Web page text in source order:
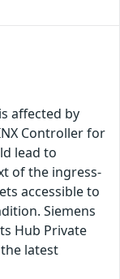
affected by
Controller for
lead to
of the ingress-
accessible to
Siemens
Hub Private
latest